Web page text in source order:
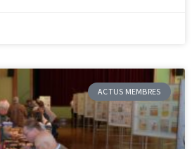
ACTUS MEMBRES